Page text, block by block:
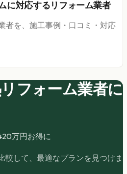
に対応するリフォーム業者
者を、施工事例・口コミ・対応
フォーム業者に
万円お得に
較して、最適なプランを見つけま